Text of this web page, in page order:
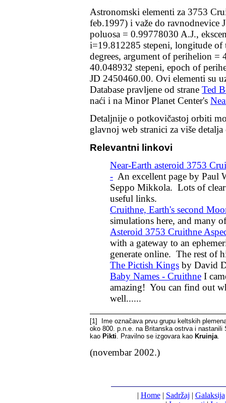
Astronomski elementi za 3753
feb.1997) i važe do ravnodnevice
poluosa = 0.99778030 A.J.,
i=19.812285 stepeni, longitude of
degrees, argument of perihelion =
40.048932 stepeni, epoch of
JD 2450460.00. Ovi elementi su
Database pravljene od strane Ted
naći i na Minor Planet Center's
Detaljnije o potkovičastoj orbiti
glavnoj web stranici za više detalja
Relevantni linkovi
Near-Earth asteroid 3753
- An excellent page by Paul
Seppo Mikkola. Lots of
useful links.
Cruithne, Earth's second
simulations here, and many
Asteroid 3753 Cruithne
with a gateway to an
generate online. The rest of
The Pictish Kings by David
Baby Names - Cruithne I
amazing! You can find out
well......
[1]
Ime označava prvu grupu keltskih
oko 800. p.n.e. na Britanska ostrva i nastanili
kao Pikti. Pravilno se izgovara kao Kruinja.
(novembar 2002.)
| Home| Sadržaj | Galaksija